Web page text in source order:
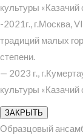
культуры «Казачий
-2021г., г.Москва,
традиций малых
степени.
— 2023 г.,
культуры «Казачий
ЗАКРЫТЬ
Образцовый